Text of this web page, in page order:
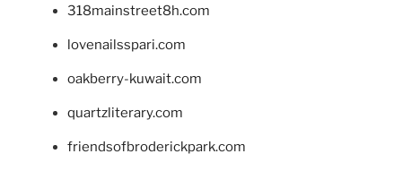
318mainstreet8h.com
lovenailsspari.com
oakberry-kuwait.com
quartzliterary.com
friendsofbroderickpark.com